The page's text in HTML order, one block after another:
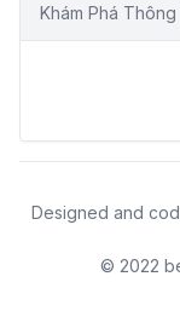
Khám Phá Thông
Designed and
© 2022